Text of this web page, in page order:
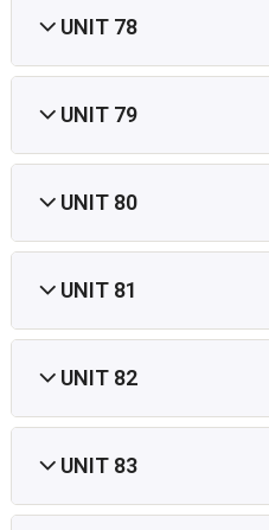
UNIT 78
UNIT 79
UNIT 80
UNIT 81
UNIT 82
UNIT 83